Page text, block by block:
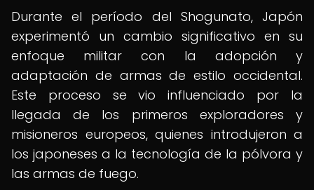
Durante el período del Shogunato, Japón
experimentó un cambio significativo en su
enfoque militar con la adopción y
adaptación de armas de estilo occidental.
Este proceso se vio influenciado por la
llegada de los primeros exploradores y
misioneros europeos, quienes introdujeron a
los japoneses a la tecnología de la pólvora y
las armas de fuego.